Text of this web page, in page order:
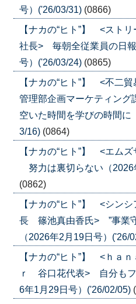
号）('26/03/31) (0866)
【ナカの“ヒト”】 <スト
社長> 毎朝全従業員の日
号）('26/03/24) (0865)
【ナカの“ヒト”】 <不
管理部企画マーケティン
空いた時間を学びの時間に
3/16) (0864)
【ナカの“ヒト”】 <エム
努力は裏切らない（2026
(0862)
【ナカの“ヒト”】 <シン
長 篠池真由香氏> ”事業
（2026年2月19日号）('26/
【ナカの“ヒト”】 <ｈａ
ｒ 谷口花代表> 自分もフ
6年1月29日号）('26/02/05)